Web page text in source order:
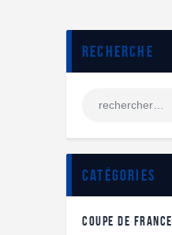
Recherche
Catégories
COUPE DE FRANCE